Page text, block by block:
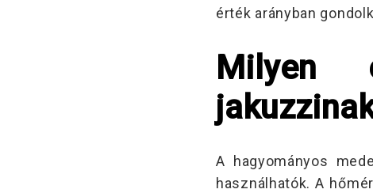
érték arányban
Milyen
A hagyományos
használhatók. A